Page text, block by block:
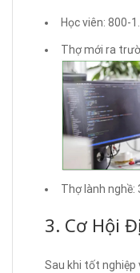
Học viên: 800-
Thợ mới ra
Thợ lành
3. Cơ Hội
Sau khi tốt nghiệp